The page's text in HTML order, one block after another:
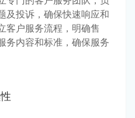
及投诉，确保快速响应和
客户服务流程，明确售
务内容和标准，确保服务